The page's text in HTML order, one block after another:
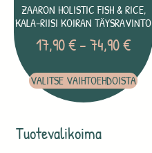
Tuotevalikoima
ZAARON HOLISTIC FISH & RICE,
KALA-RIISI KOIRAN TÄYSRAVINTO
17,90€– 74,90€
VALITSE VAIHTOEHDOISTA